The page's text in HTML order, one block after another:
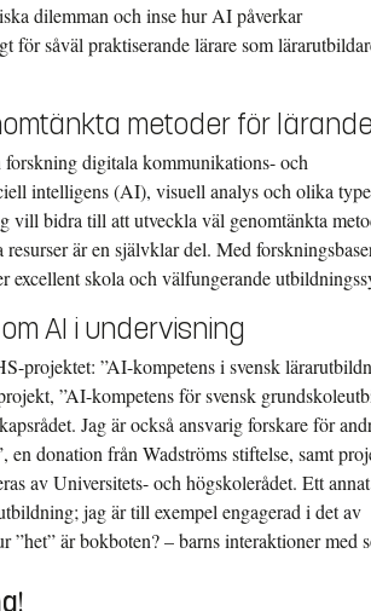
dilemman och inse hur AI påverkar
för såväl praktiserande lärare som
metoder för lärande
digitala kommunikations- och
intelligens (AI), visuell analys och olika
vill bidra till att utveckla väl genomtänkta
är en självklar del. Med
excellent skola och välfungerande
AI i undervisning
projektet: ”AI-kompetens i svensk
”AI-kompetens för svensk
Jag är också ansvarig forskare för
donation från Wadströms stiftelse, samt
av Universitets- och högskolerådet. Ett annat
jag är till exempel engagerad i det av
”het” är bokboten? – barns interaktioner med